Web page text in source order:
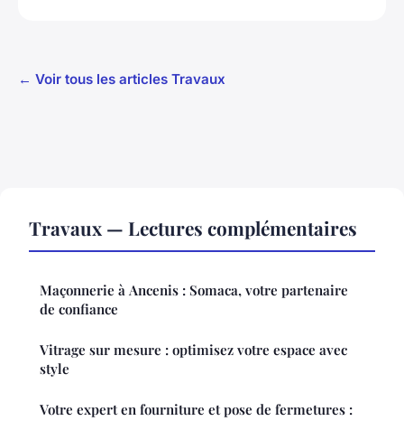
← Voir tous les articles Travaux
Travaux — Lectures complémentaires
Maçonnerie à Ancenis : Somaca, votre partenaire
de confiance
Vitrage sur mesure : optimisez votre espace avec
style
Votre expert en fourniture et pose de fermetures :